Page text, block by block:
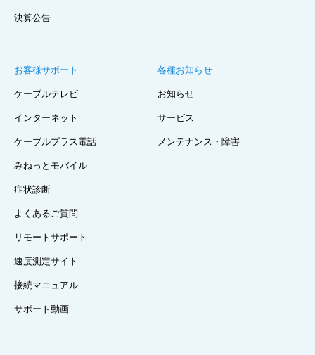
決算公告
お客様サポート
ケーブルテレビ
インターネット
ケーブルプラス電話
みねっとモバイル
症状診断
よくあるご質問
リモートサポート
速度測定サイト
接続マニュアル
サポート動画
各種お知らせ
お知らせ
サービス
メンテナンス・障害